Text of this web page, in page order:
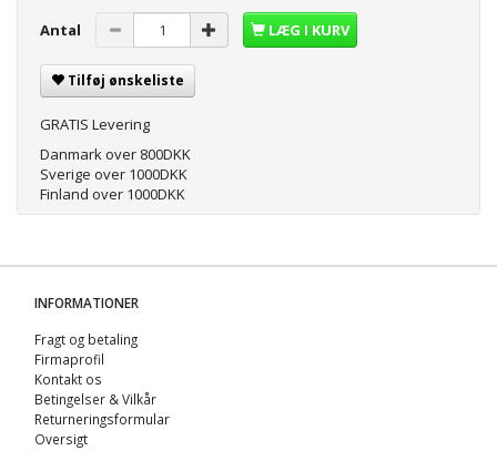
Antal LÆG I KURV
Tilføj ønskeliste
GRATIS Levering
Danmark over 800DKK
Sverige over 1000DKK
Finland over 1000DKK
INFORMATIONER
Fragt og betaling
Firmaprofil
Kontakt os
Betingelser & Vilkår
Returneringsformular
Oversigt